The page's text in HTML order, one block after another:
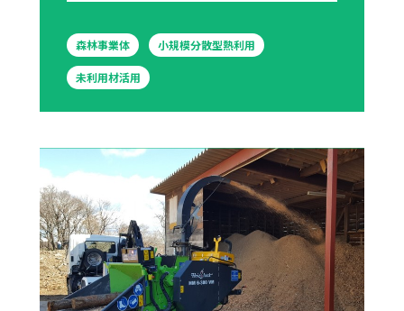
森林事業体 小規模分散型熱利用
未利用材活用